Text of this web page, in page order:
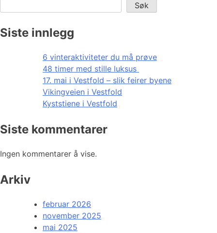
Søk
Siste innlegg
6 vinteraktiviteter du må prøve
48 timer med stille luksus
17. mai i Vestfold – slik feirer byene
Vikingveien i Vestfold
Kyststiene i Vestfold
Siste kommentarer
Ingen kommentarer å vise.
Arkiv
februar 2026
november 2025
mai 2025